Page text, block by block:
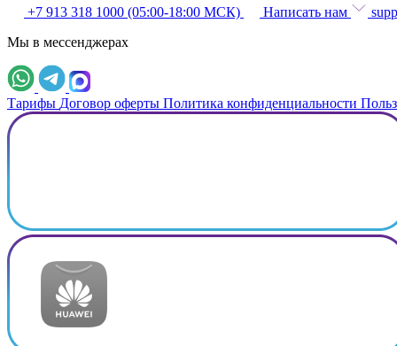
+7 913 318 1000 (05:00-18:00 МСК)
Написать нам
Мы в мессенджерах
Тарифы Договор оферты Политика конфиденциальности